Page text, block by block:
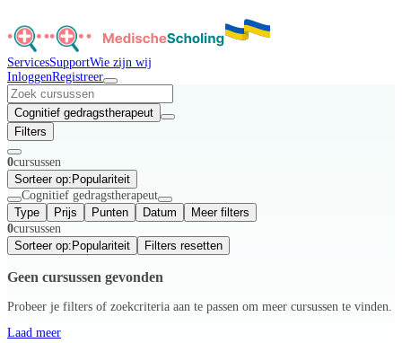
ServicesSupportWie zijn wij
InloggenRegistreer
Cognitief gedragstherapeut
Filters
0cursussen
Sorteer op: Populariteit
Cognitief gedragstherapeut
Type
Prijs Punten Datum
Meer filters
0cursussen
Sorteer op: Populariteit Filters resetten
Geen cursussen gevonden
Probeer je filters of zoekcriteria aan te passen om meer cursussen te vinden.
Laad meer